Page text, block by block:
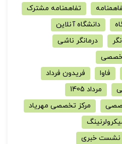
تفاهمنامه مشترک
دانشگاه آنلاین
درمانگر ناشی
فاوا
فریدون فرداد
مرداد 1405
مرکز تخصصی مهریاد
نشست خبری